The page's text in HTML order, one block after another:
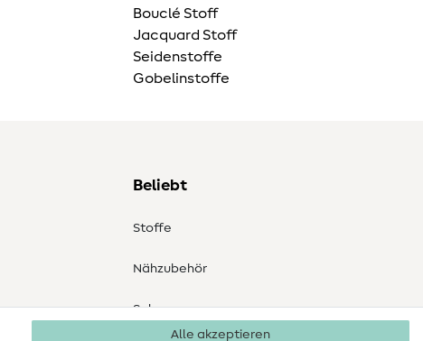
Bouclé Stoff
Jacquard Stoff
Seidenstoffe
Gobelinstoffe
Beliebt
Stoffe
Nähzubehör
Sale
Alle akzeptieren